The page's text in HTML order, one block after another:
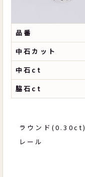
品番
中石カット
中石ct
脇石ct
ラウンド(0.30ct)
レール